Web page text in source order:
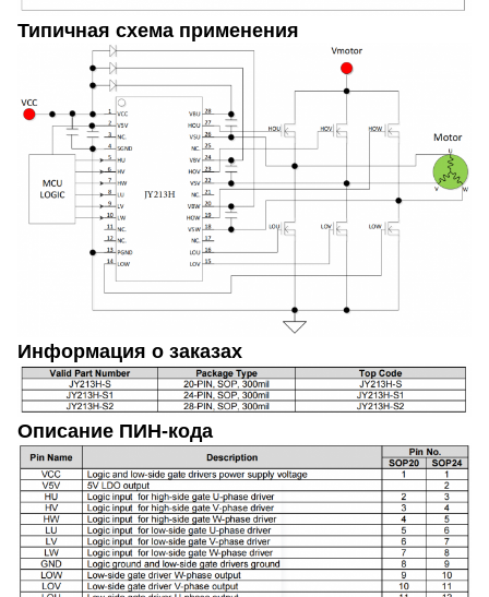
Типичная схема применения
Информация о заказах
Описание ПИН-кода